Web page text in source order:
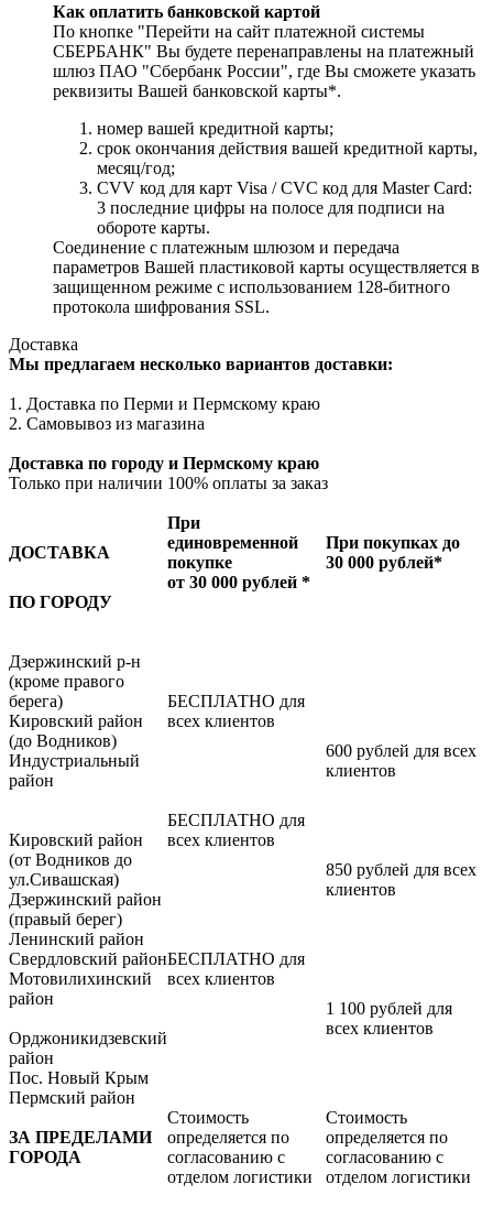
Как оплатить банковской картой
По кнопке "Перейти на сайт платежной системы
СБЕРБАНК" Вы будете перенаправлены на платежный
шлюз ПАО "Сбербанк России", где Вы сможете указать
реквизиты Вашей банковской карты*.
номер вашей кредитной карты;
cрок окончания действия вашей кредитной карты,
месяц/год;
CVV код для карт Visa / CVC код для Master Card:
3 последние цифры на полосе для подписи на
обороте карты.
Соединение с платежным шлюзом и передача
параметров Вашей пластиковой карты осуществляется в
защищенном режиме с использованием 128-битного
протокола шифрования SSL.
Доставка
Мы предлагаем несколько вариантов доставки:
1. Доставка по Перми и Пермскому краю
2. Самовывоз из магазина
Доставка по городу и Пермскому краю
Только при наличии 100% оплаты за заказ
ДОСТАВКА
При
единовременной
покупке
от 30 000 рублей *
При покупках до
30 000 рублей*
ПО ГОРОДУ
Дзержинский р-н
(кроме правого
берега)
Кировский район
(до Водников)
Индустриальный
район
Кировский район
(от Водников до
ул.Сивашская)
Дзержинский район
(правый берег)
Ленинский район
Свердловский район
Мотовилихинский
район
Орджоникидзевский
район
Пос. Новый Крым
Пермский район
БЕСПЛАТНО для
всех клиентов
БЕСПЛАТНО для
всех клиентов
БЕСПЛАТНО для
всех клиентов
600 рублей для всех
клиентов
850 рублей для всех
клиентов
1 100 рублей для
всех клиентов
ЗА ПРЕДЕЛАМИ
ГОРОДА
Стоимость
определяется по
согласованию с
отделом логистики
Стоимость
определяется по
согласованию с
отделом логистики